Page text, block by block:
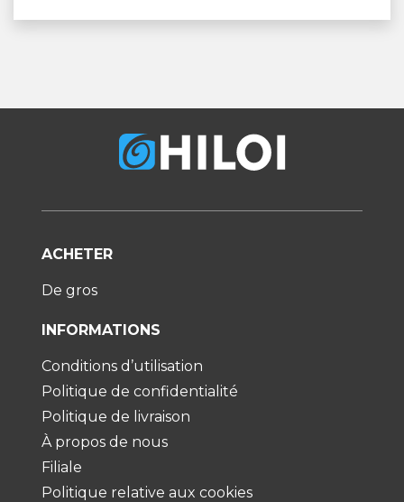
ACHETER
De gros
INFORMATIONS
Conditions d’utilisation
Politique de confidentialité
Politique de livraison
À propos de nous
Filiale
Politique relative aux cookies